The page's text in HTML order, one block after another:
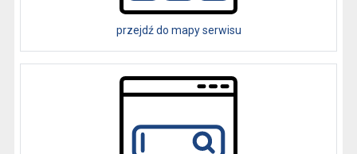
przejdź do mapy serwisu